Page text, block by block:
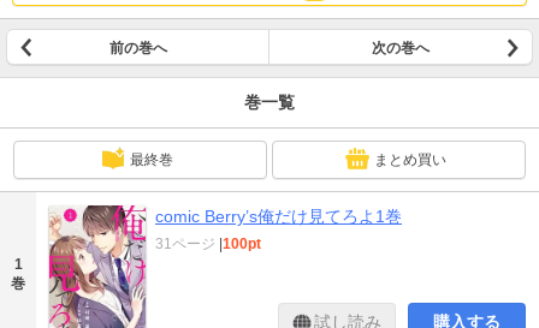
前の巻へ 次の巻へ
巻一覧
最終巻 まとめ買い
1
巻
comic Berry’s俺だけ見てろよ1巻
31ページ |100pt
試し読み 購入する